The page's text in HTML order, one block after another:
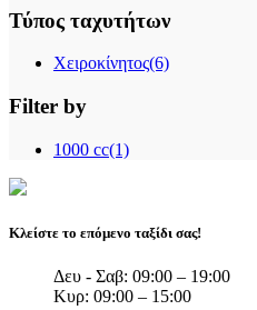
Τύπος ταχυτήτων
Χειροκίνητος(6)
Filter by
1000 cc(1)
Κλείστε το επόμενο ταξίδι σας!
Δευ - Σαβ: 09:00 – 19:00
Κυρ: 09:00 – 15:00